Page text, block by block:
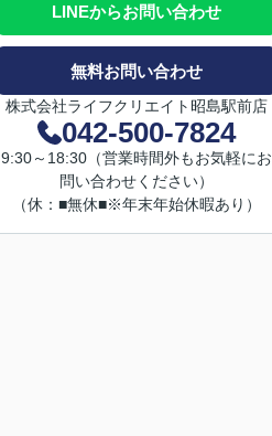
LINEからお問い合わせ
無料お問い合わせ
株式会社ライフクリエイト昭島駅前店
042-500-7824
9:30～18:30（営業時間外もお気軽にお
問い合わせください）
（休：■無休■※年末年始休暇あり）